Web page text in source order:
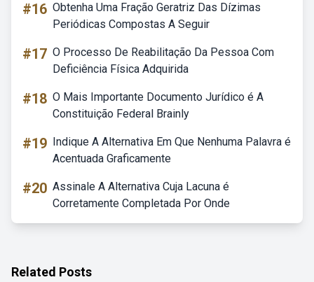
#16 Obtenha Uma Fração Geratriz Das Dízimas
Periódicas Compostas A Seguir
#17 O Processo De Reabilitação Da Pessoa Com
Deficiência Física Adquirida
#18 O Mais Importante Documento Jurídico é A
Constituição Federal Brainly
#19 Indique A Alternativa Em Que Nenhuma Palavra é
Acentuada Graficamente
#20 Assinale A Alternativa Cuja Lacuna é
Corretamente Completada Por Onde
Related Posts